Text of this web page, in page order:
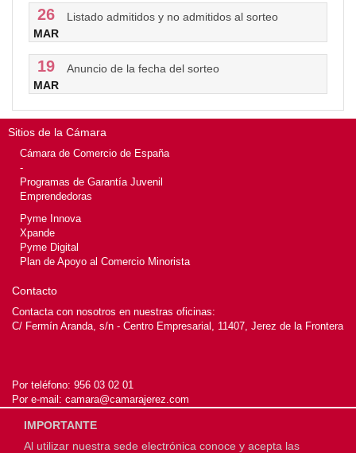
26
MAR
Listado admitidos y no admitidos al sorteo
19
MAR
Anuncio de la fecha del sorteo
Sitios de la Cámara
Cámara de Comercio de España
-
Programas de Garantía Juvenil
Emprendedoras
Pyme Innova
Xpande
Pyme Digital
Plan de Apoyo al Comercio Minorista
Contacto
Contacta con nosotros en nuestras oficinas:
C/ Fermín Aranda, s/n - Centro Empresarial, 11407, Jerez de la Frontera
Por teléfono: 956 03 02 01
Por e-mail: camara@camarajerez.com
© 2026Cámara de Jerez de la Frontera
IMPORTANTE
Al utilizar nuestra sede electrónica conoce y acepta las